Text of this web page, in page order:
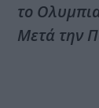
το
Μετά την